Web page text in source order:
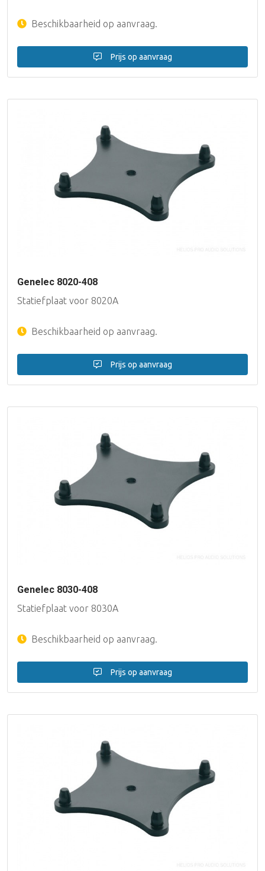
Beschikbaarheid op aanvraag.
Prijs op aanvraag
Genelec 8020-408
Statiefplaat voor 8020A
Beschikbaarheid op aanvraag.
Prijs op aanvraag
Genelec 8030-408
Statiefplaat voor 8030A
Beschikbaarheid op aanvraag.
Prijs op aanvraag